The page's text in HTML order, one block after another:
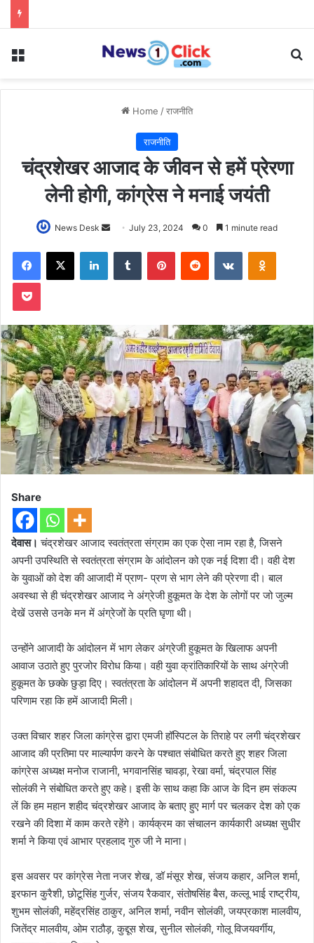
Menu
Home /राजनीति
राजनीति
चंद्रशेखर आजाद के जीवन से हमें प्रेरणा
लेनी होगी, कांग्रेस ने मनाई जयंती
News Desk
Send
email
July 23, 2024 0 1 minute read
Facebook
X LinkedInTumblr PinterestReddit VKontakte
Pocket
Share
देवास। चंद्रशेखर आजाद स्वतंत्रता संग्राम का एक ऐसा नाम रहा है, जिसने
अपनी उपस्थिति से स्वतंत्रता संग्राम के आंदोलन को एक नई दिशा दी। वही देश
के युवाओं को देश की आजादी में प्राण- प्रण से भाग लेने की प्रेरणा दी। बाल
अवस्था से ही चंद्रशेखर आजाद ने अंग्रेजी हुकूमत के देश के लोगों पर जो जुल्म
देखें उससे उनके मन में अंग्रेजों के प्रति घृणा थी।
उन्होंने आजादी के आंदोलन में भाग लेकर अंग्रेजी हुकूमत के खिलाफ अपनी
आवाज उठाते हुए पुरजोर विरोध किया। वही युवा क्रांतिकारियों के साथ अंग्रेजी
हुकूमत के छक्के छुड़ा दिए। स्वतंत्रता के आंदोलन में अपनी शहादत दी, जिसका
परिणाम रहा कि हमें आजादी मिली।
उक्त विचार शहर जिला कांग्रेस द्वारा एमजी हॉस्पिटल के तिराहे पर लगी चंद्रशेखर
आजाद की प्रतिमा पर माल्यार्पण करने के पश्चात संबोधित करते हुए शहर जिला
कांग्रेस अध्यक्ष मनोज राजानी, भगवानसिंह चावड़ा, रेखा वर्मा, चंद्रपाल सिंह
सोलंकी ने संबोधित करते हुए कहे। इसी के साथ कहा कि आज के दिन हम संकल्प
लें कि हम महान शहीद चंद्रशेखर आजाद के बताए हुए मार्ग पर चलकर देश को एक
रखने की दिशा में काम करते रहेंगे। कार्यक्रम का संचालन कार्यकारी अध्यक्ष सुधीर
शर्मा ने किया एवं आभार प्रहलाद गुरु जी ने माना।
इस अवसर पर कांग्रेस नेता नजर शेख, डॉ मंसूर शेख, संजय कहार, अनिल शर्मा,
इरफान कुरैशी, छोटूसिंह गुर्जर, संजय रैकवार, संतोषसिंह बैस, कल्लू भाई राष्ट्रीय,
शुभम सोलंकी, महेंद्रसिंह ठाकुर, अनिल शर्मा, नवीन सोलंकी, जयप्रकाश मालवीय,
जितेंद्र मालवीय, ओम राठौड़, कुद्दूस शेख, सुनील सोलंकी, गोलू विजयवर्गीय,